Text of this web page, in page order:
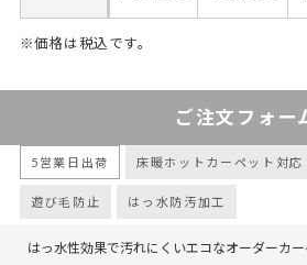
※価格は税込です。
ご注文フォー
5営業日出荷 床暖ホットカーペット対応
遊び毛防止 はっ水防汚加工
はっ水性効果で汚れにくいエコなオーダーカ